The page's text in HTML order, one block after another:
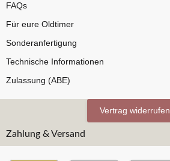
FAQs
Für eure Oldtimer
Sonderanfertigung
Technische Informationen
Zulassung (ABE)
Vertrag widerrufen
Zahlung & Versand